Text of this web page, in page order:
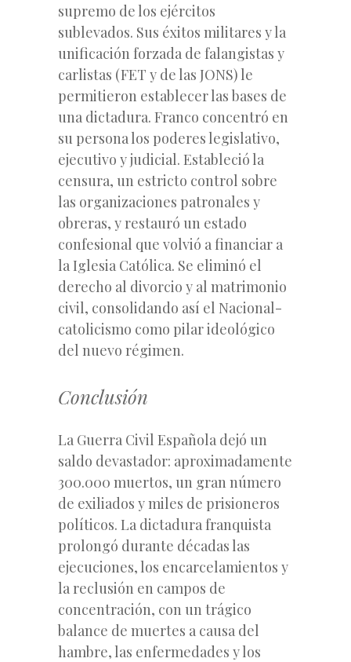
supremo de los ejércitos
sublevados. Sus éxitos militares y la
unificación forzada de falangistas y
carlistas (FET y de las JONS) le
permitieron establecer las bases de
una dictadura. Franco concentró en
su persona los poderes legislativo,
ejecutivo y judicial. Estableció la
censura, un estricto control sobre
las organizaciones patronales y
obreras, y restauró un estado
confesional que volvió a financiar a
la Iglesia Católica. Se eliminó el
derecho al divorcio y al matrimonio
civil, consolidando así el Nacional-
catolicismo como pilar ideológico
del nuevo régimen.
Conclusión
La Guerra Civil Española dejó un
saldo devastador: aproximadamente
300.000 muertos, un gran número
de exiliados y miles de prisioneros
políticos. La dictadura franquista
prolongó durante décadas las
ejecuciones, los encarcelamientos y
la reclusión en campos de
concentración, con un trágico
balance de muertes a causa del
hambre, las enfermedades y los